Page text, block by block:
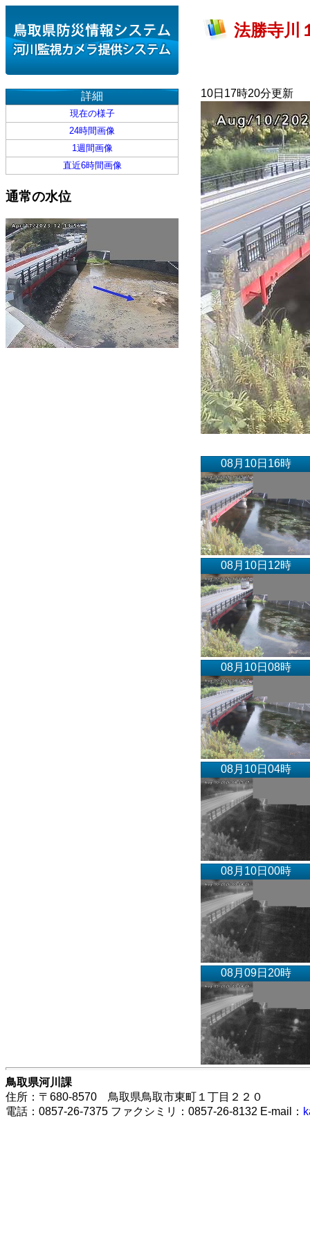
詳細
現在の様子
24時間画像
1週間画像
直近6時間画像
通常の水位
法勝寺川
10日17時20分更新
08月10日16時
08月10日12時
08月10日08時
08月10日04時
08月10日00時
08月09日20時
鳥取県河川課
住所：〒680-8570 鳥取県鳥取市東町１丁目２２０
電話：0857-26-7375 ファクシミリ：0857-26-8132 E-mail：